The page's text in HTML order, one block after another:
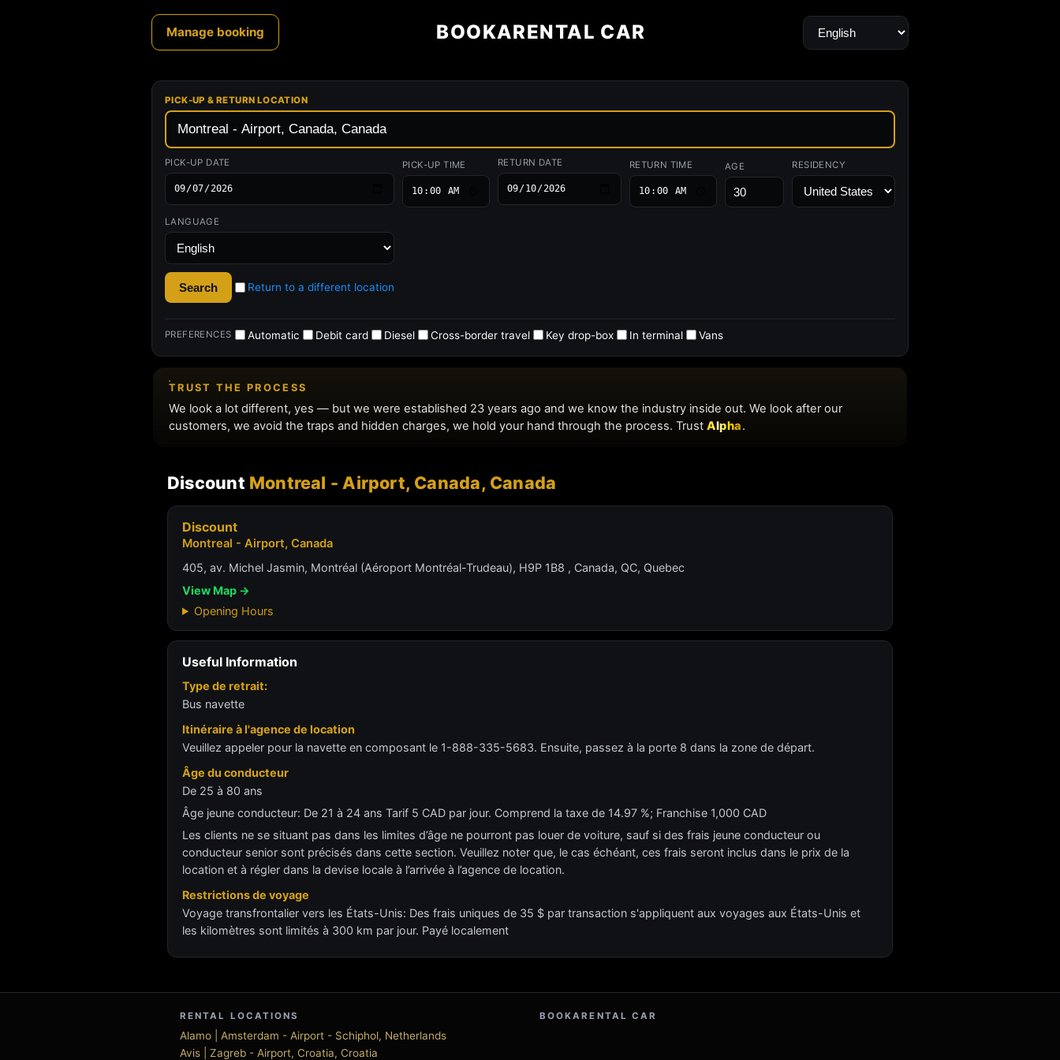
Discount Montreal - Airport, Canada, Canada
Discount
Montreal - Airport, Canada
405, av. Michel Jasmin, Montréal (Aéroport Montréal-Trudeau), H9P 1B8 , Canada, QC, Quebec
View Map →
Opening Hours
Useful Information
Type de retrait:
Bus navette
Itinéraire à l'agence de location
Veuillez appeler pour la navette en composant le 1-888-335-5683. Ensuite, passez à la porte 8 dans la zone de départ.
Âge du conducteur
De 25 à 80 ans
Âge jeune conducteur: De 21 à 24 ans Tarif 5 CAD par jour. Comprend la taxe de 14.97 %; Franchise 1,000 CAD
Les clients ne se situant pas dans les limites d’âge ne pourront pas louer de voiture, sauf si des frais jeune conducteur ou
conducteur senior sont précisés dans cette section. Veuillez noter que, le cas échéant, ces frais seront inclus dans le prix de la
location et à régler dans la devise locale à l’arrivée à l’agence de location.
Restrictions de voyage
Voyage transfrontalier vers les États-Unis: Des frais uniques de 35 $ par transaction s'appliquent aux voyages aux États-Unis et
les kilomètres sont limités à 300 km par jour. Payé localement
RENTAL LOCATIONS
Alamo | Amsterdam - Airport - Schiphol, Netherlands
Avis | Zagreb - Airport, Croatia, Croatia
BOOKARENTAL CAR